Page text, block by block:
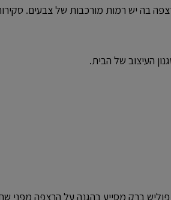
בה יש רמות מורכבות של צבעים.
העיצוב של הבית.
ברק מסייע בהגנה על הרצפה מפני